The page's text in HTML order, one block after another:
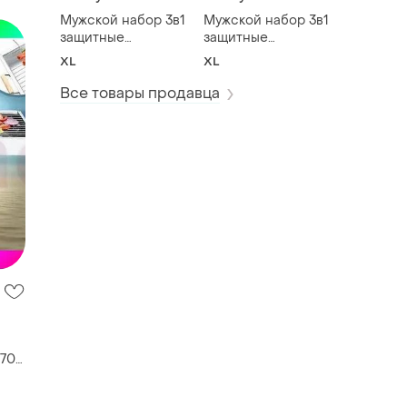
Мужской набор 3в1
защитные
беспалые перчатки
защитные очки,
сумка на бедро
XL
Мужской набор 3в1
защитные
беспалые перчатки
ремень, сумка на
бедро койот-
XL
Все товары продавца